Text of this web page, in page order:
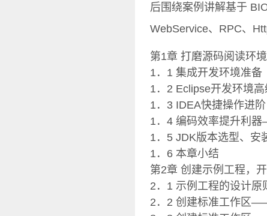
后围绕案例讲解基于
WebService、RPC、
第1章 打磨源码阅读环境
1．1 集成开发环境准备
1．2 Eclipse开发环境高
1．3 IDEA快捷操作进阶
1．4 编码效率提升利
1．5 JDK版本选型、安
1．6 本章小结
第2章 创建示例工程，
2．1 示例工程的设计原
2．2 创建标准工作区